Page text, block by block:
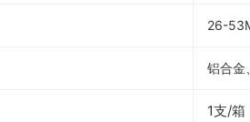
26-
铝合金
1支/箱